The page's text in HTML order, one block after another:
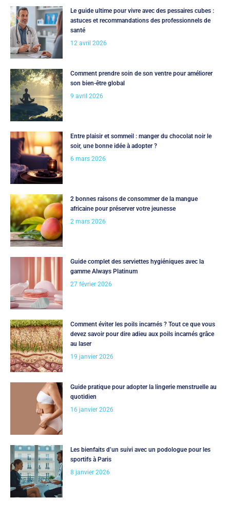
Le guide ultime pour vivre avec des pessaires cubes :
astuces et recommandations des professionnels de
santé
12 avril 2026
Comment prendre soin de son ventre pour améliorer
son bien-être global
9 avril 2026
Entre plaisir et sommeil : manger du chocolat noir le
soir, une bonne idée à adopter ?
6 mars 2026
2 bonnes raisons de consommer de la mangue
africaine pour préserver votre jeunesse
2 mars 2026
Guide complet des serviettes hygiéniques avec la
gamme Always Platinum
27 février 2026
Comment éviter les poils incarnés ? Tout ce que vous
devez savoir pour dire adieu aux poils incarnés grâce
au laser
19 janvier 2026
Guide pratique pour adopter la lingerie menstruelle au
quotidien
16 janvier 2026
Les bienfaits d’un suivi avec un podologue pour les
sportifs à Paris
8 janvier 2026